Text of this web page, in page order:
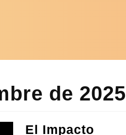
de 2025
El Impacto